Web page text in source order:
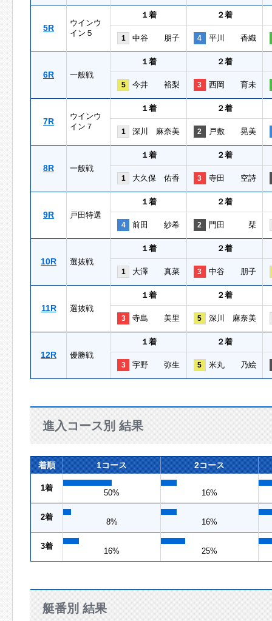
5R
ウインウ
イン５
１着 ２着
1 中谷 朋子 4 平川 香織
6R 一般戦
１着 ２着
5 今井 裕梨 3 西岡 育未
7R
ウインウ
イン７
１着 ２着
1 深川 麻奈美 2 戸敷 晃美
8R 一般戦
１着 ２着
1 大久保 佑香 3 寺田 空詩
9R 戸田特選
１着 ２着
4 前田 紗希 2 門田 栞
10R 選抜戦
１着 ２着
1 大澤 真菜 3 中谷 朋子
11R 選抜戦
１着 ２着
3 寺島 美里 5 深川 麻奈美
12R 優勝戦
１着 ２着
3 宇野 弥生 5 米丸 乃絵
進入コース別 結果
着順 1コース 2コース
1着
50% 16%
2着
8% 16%
3着
16% 25%
艇番別 結果